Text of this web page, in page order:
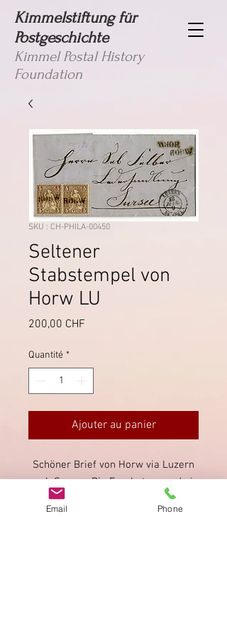
Kimmelstiftung für
Postgeschichte
Kimmel Postal History
Foundation
SKU : CH-PHILA-00450
Seltener
Stabstempel von
Horw LU
200,00 CHF
Quantité *
Ajouter au panier
Schöner Brief von Horw via Luzern
nach Sursee. Die Frankatur wurde in
Horw mit dem Stabstempel sauber
und gut lesbar direkt entwertet.
Email Phone